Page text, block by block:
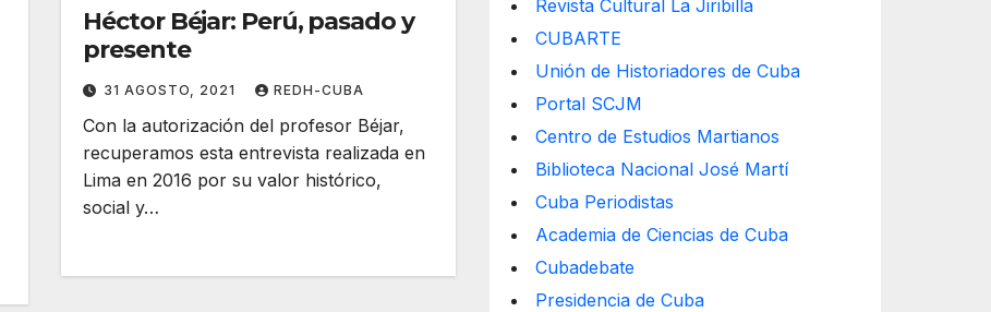
Héctor Béjar: Perú, pasado y
presente
31 AGOSTO, 2021 REDH-CUBA
Con la autorización del profesor Béjar,
recuperamos esta entrevista realizada en
Lima en 2016 por su valor histórico,
social y…
Revista Cultural La Jiribilla
CUBARTE
Unión de Historiadores de Cuba
Portal SCJM
Centro de Estudios Martianos
Biblioteca Nacional José Martí
Cuba Periodistas
Academia de Ciencias de Cuba
Cubadebate
Presidencia de Cuba